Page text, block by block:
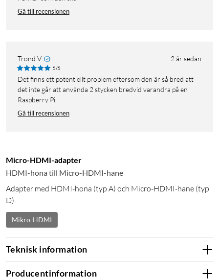
Gå till recensionen
Trond V 2 år sedan
5/5
Det finns ett potentiellt problem eftersom den är så bred att
det inte går att använda 2 stycken bredvid varandra på en
Raspberry Pi.
Gå till recensionen
Micro-HDMI-adapter
HDMI-hona till Micro-HDMI-hane
Adapter med HDMI-hona (typ A) och Micro-HDMI-hane (typ
D).
Mikro-HDMI
Teknisk information
Producentinformation